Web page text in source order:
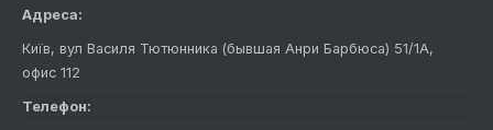
Адреса:
Київ, вул Василя Тютюнника (бывшая Анри Барбюса) 51/1А,
офис 112
Телефон: